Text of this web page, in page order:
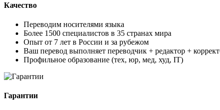
Качество
Переводим носителями языка
Более 1500 специалистов в 35 странах мира
Опыт от 7 лет в России и за рубежом
Ваш перевод выполняет переводчик + редактор +
Профильное образование (тех, юр, мед, худ, IT)
Гарантии